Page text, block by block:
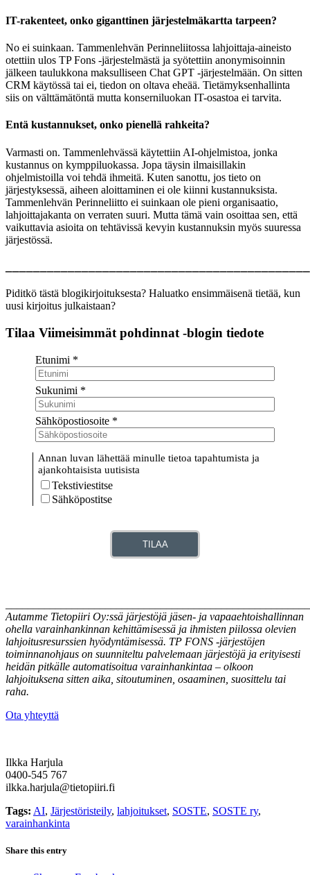
IT-rakenteet, onko giganttinen järjestelmäkartta tarpeen?
No ei suinkaan. Tammenlehvän Perinneliitossa lahjoittaja-aineisto
otettiin ulos TP Fons -järjestelmästä ja syötettiin anonymisoinnin
jälkeen taulukkona maksulliseen Chat GPT -järjestelmään. On sitten
CRM käytössä tai ei, tiedon on oltava eheää. Tietämyksenhallinta
siis on välttämätöntä mutta konserniluokan IT-osastoa ei tarvita.
Entä kustannukset, onko pienellä rahkeita?
Varmasti on. Tammenlehvässä käytettiin AI-ohjelmistoa, jonka
kustannus on kymppiluokassa. Jopa täysin ilmaisillakin
ohjelmistoilla voi tehdä ihmeitä. Kuten sanottu, jos tieto on
järjestyksessä, aiheen aloittaminen ei ole kiinni kustannuksista.
Tammenlehvän Perinneliitto ei suinkaan ole pieni organisaatio,
lahjoittajakanta on verraten suuri. Mutta tämä vain osoittaa sen, että
vaikuttavia asioita on tehtävissä kevyin kustannuksin myös suuressa
järjestössä.
Piditkö tästä blogikirjoituksesta? Haluatko ensimmäisenä tietää, kun
uusi kirjoitus julkaistaan?
Tilaa Viimeisimmät pohdinnat -blogin tiedote
Etunimi *
Sukunimi *
Sähköpostiosoite *
Annan luvan lähettää minulle tietoa tapahtumista ja
ajankohtaisista uutisista
Tekstiviestitse
Sähköpostitse
TILAA
Autamme Tietopiiri Oy:ssä järjestöjä jäsen- ja vapaaehtoishallinnan
ohella varainhankinnan kehittämisessä ja ihmisten piilossa olevien
lahjoitusresurssien hyödyntämisessä. TP FONS -järjestöjen
toiminnanohjaus on suunniteltu palvelemaan järjestöjä ja erityisesti
heidän pitkälle automatisoitua varainhankintaa – olkoon
lahjoituksena sitten aika, sitoutuminen, osaaminen, suosittelu tai
raha.
Ota yhteyttä
Ilkka Harjula
0400-545 767
ilkka.harjula@tietopiiri.fi
Tags: AI, Järjestöristeily, lahjoitukset, SOSTE, SOSTE ry,
varainhankinta
Share this entry